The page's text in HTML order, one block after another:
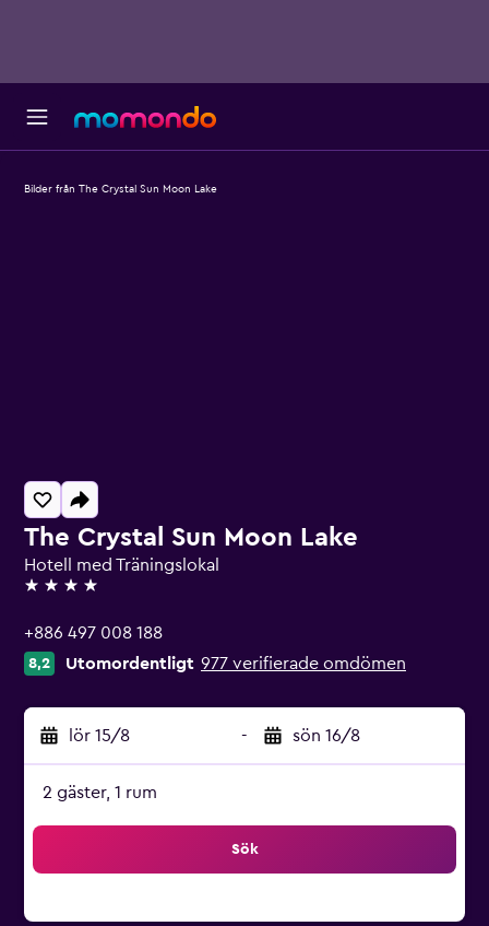
The Crystal Sun Moon Lake
Hotell med Träningslokal
4 stjärnor
+886 497 008 188
8,2 Utomordentligt 977 verifierade omdömen
lör 15/8 - sön 16/8
2 gäster, 1 rum
Sök
Bilder från The Crystal Sun Moon Lake